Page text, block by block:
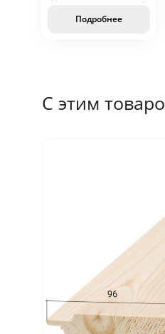
Подробнее
С этим